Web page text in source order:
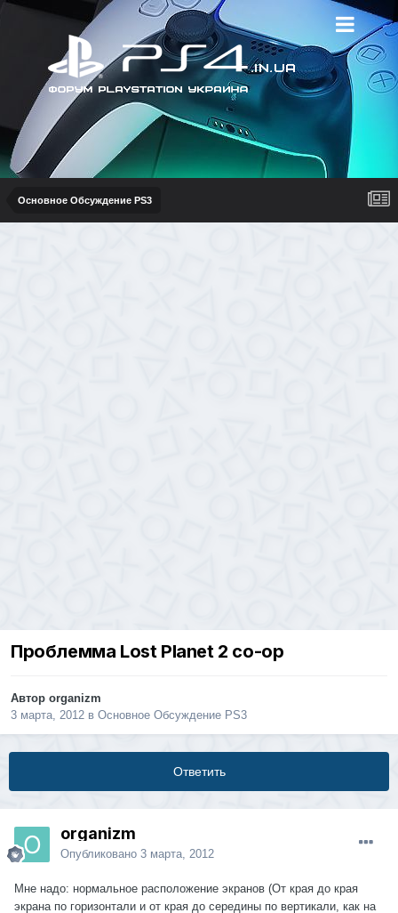
Основное Обсуждение PS3
Проблемма Lost Planet 2 co-op
Автор organizm
3 марта, 2012 в Основное Обсуждение PS3
Ответить
organizm
Опубликовано 3 марта, 2012
Мне надо: нормальное расположение экранов (От края до края
экрана по горизонтали и от края до середины по вертикали, как на